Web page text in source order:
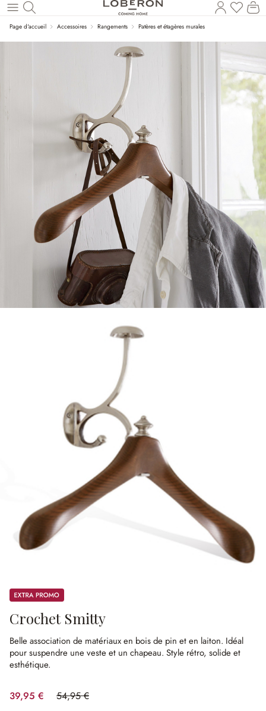
Revenir au contenu principal
Vous
Page d'accueil Accessoires Rangements Patères et étagères murales
Promos
Crochet Smitty
Belle association de matériaux en bois de pin et en laiton. Idéal
pour suspendre une veste et un chapeau. Style rétro, solide et
esthétique.
39,95 € 54,95 €
(27.3%spared)